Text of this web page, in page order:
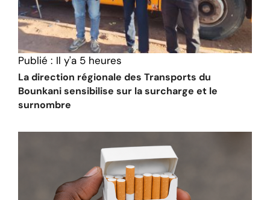
Publié : Il y'a 5 heures
La direction régionale des Transports du
Bounkani sensibilise sur la surcharge et le
surnombre